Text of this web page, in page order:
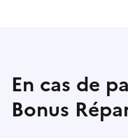
En cas de
Bonus